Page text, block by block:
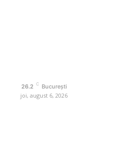
26.2 C București
joi, august 6, 2026